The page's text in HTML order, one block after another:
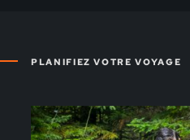
PLANIFIEZ VOTRE VOYAGE